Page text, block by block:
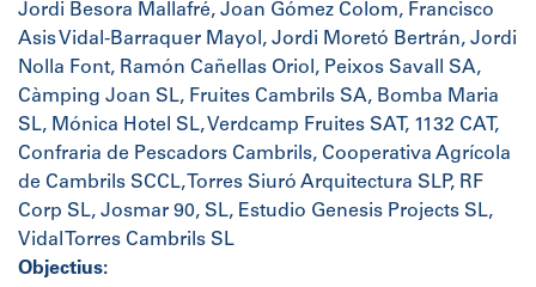
Jordi Besora Mallafré, Joan Gómez Colom, Francisco
Asis Vidal-Barraquer Mayol, Jordi Moretó Bertrán, Jordi
Nolla Font, Ramón Cañellas Oriol, Peixos Savall SA,
Càmping Joan SL, Fruites Cambrils SA, Bomba Maria
SL, Mónica Hotel SL, Verdcamp Fruites SAT, 1132 CAT,
Confraria de Pescadors Cambrils, Cooperativa Agrícola
de Cambrils SCCL, Torres Siuró Arquitectura SLP, RF
Corp SL, Josmar 90, SL, Estudio Genesis Projects SL,
Vidal Torres Cambrils SL
Objectius: